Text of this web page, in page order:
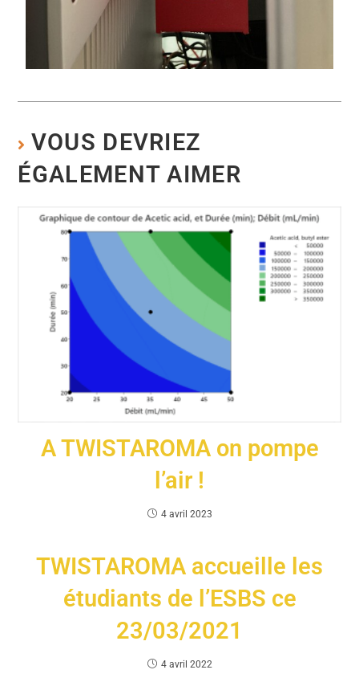
VOUS DEVRIEZ
ÉGALEMENT AIMER
A TWISTAROMA on pompe
l’air !
4 avril 2023
TWISTAROMA accueille les
étudiants de l’ESBS ce
23/03/2021
4 avril 2022